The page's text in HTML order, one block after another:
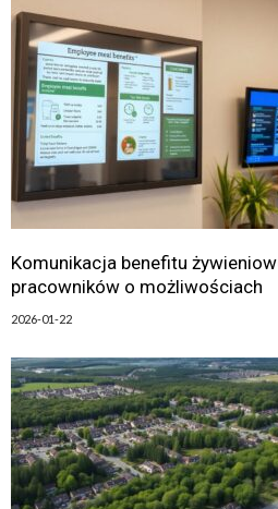
Komunikacja benefitu
pracowników o możliwościach
2026-01-22